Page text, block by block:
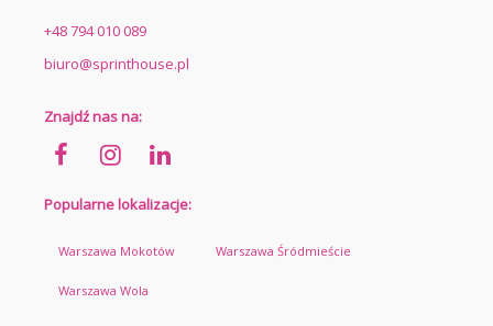
+48 794 010 089
biuro@sprinthouse.pl
Znajdź nas na:
Popularne lokalizacje:
Warszawa Mokotów Warszawa Śródmieście
Warszawa Wola